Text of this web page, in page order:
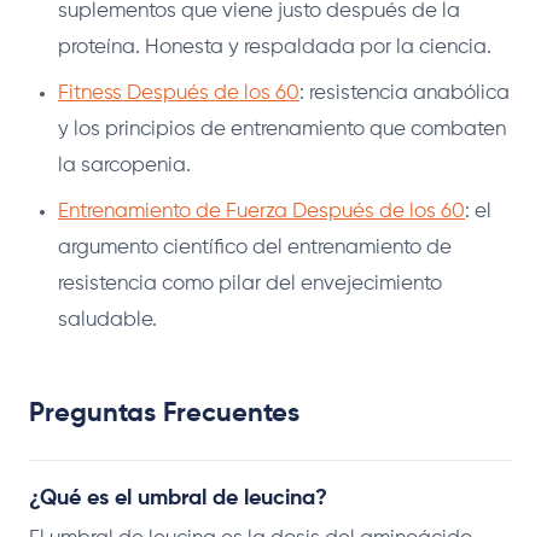
suplementos que viene justo después de la
proteína. Honesta y respaldada por la ciencia.
Fitness Después de los 60: resistencia anabólica
y los principios de entrenamiento que combaten
la sarcopenia.
Entrenamiento de Fuerza Después de los 60: el
argumento científico del entrenamiento de
resistencia como pilar del envejecimiento
saludable.
Preguntas Frecuentes
¿Qué es el umbral de leucina?